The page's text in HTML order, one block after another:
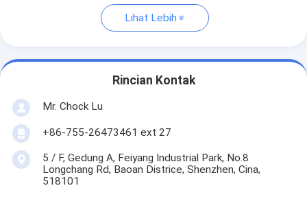
Lihat Lebih
Rincian Kontak
Mr. Chock Lu
+86-755-26473461 ext 27
5 / F, Gedung A, Feiyang Industrial Park, No.8
Longchang Rd, Baoan Districe, Shenzhen, Cina,
518101